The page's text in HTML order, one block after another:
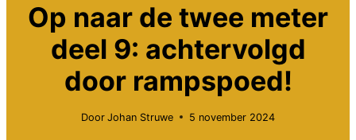
Op naar de twee meter
deel 9: achtervolgd
door rampspoed!
Door Johan Struwe 5 november 2024